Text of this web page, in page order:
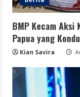
BMP Kecam Aksi
Papua yang
Kian Savira